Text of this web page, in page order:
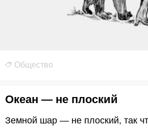
Общество
Океан — не плоский
Земной шар — не плоский, так